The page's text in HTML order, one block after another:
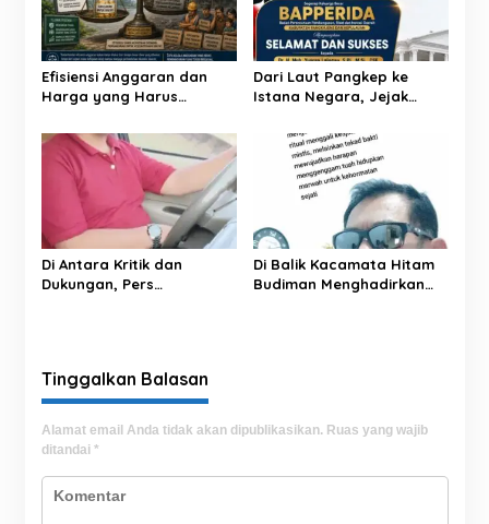
i
p
o
s
Efisiensi Anggaran dan
Harga yang Harus
Dari Laut Pangkep ke
Istana Negara, Jejak
Berbuah Satyalancana
Di Antara Kritik dan
Dukungan, Pers
Di Balik Kacamata Hitam
Budiman Menghadirkan
Tinggalkan Balasan
Alamat email Anda tidak akan dipublikasikan. Ruas yang wajib
ditandai *